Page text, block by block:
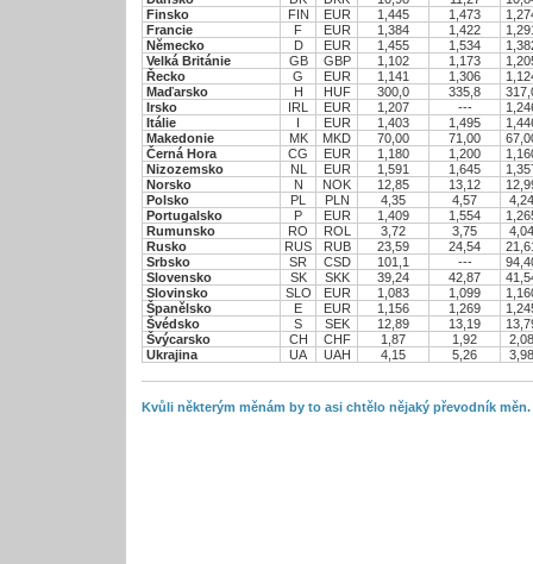
Finsko
FIN EUR 1,445 1,473
Francie
F EUR 1,384 1,422
Německo
D EUR 1,455 1,534
Velká Británie
GB GBP 1,102 1,173
Řecko
G EUR 1,141 1,306
Maďarsko
H HUF 300,0 335,8
Irsko
IRL EUR 1,207 ---
Itálie
I EUR 1,403 1,495
Makedonie
MK MKD 70,00 71,00
Černá Hora
CG EUR 1,180 1,200
Nizozemsko
NL EUR 1,591 1,645
Norsko
N NOK 12,85 13,12
Polsko
PL PLN 4,35 4,57
4,24
Portugalsko
P EUR 1,409 1,554
Rumunsko
RO ROL 3,72 3,75
4,04
Rusko
RUS RUB 23,59 24,54
Srbsko
SR CSD 101,1 ---
Slovensko
SK SKK 39,24 42,87
Slovinsko
SLO EUR 1,083 1,099
Španělsko
E EUR 1,156 1,269
Švédsko
S SEK 12,89 13,19
Švýcarsko
CH CHF 1,87 1,92
2,08
Ukrajina
UA UAH 4,15 5,26 3,98
Kvůli některým měnám by to asi chtělo nějaký převodník měn.